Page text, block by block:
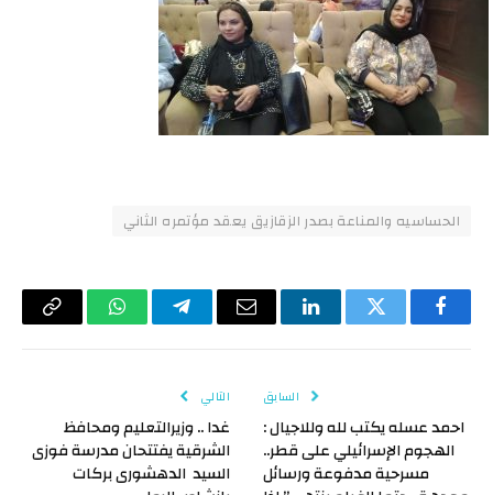
الحساسيه والمناعة بصدر الزقازيق يعقد مؤتمره الثاني
فيسبوكتويتر لينكدإن البريد
تيلقرام واتسابCopy
السابق
احمد عسله يكتب لله وللاجيال :
الهجوم الإسرائيلي على قطر..
مسرحية مدفوعة ورسائل
التالي
غدا .. وزيرالتعليم ومحافظ
الشرقية يفتتحان مدرسة فوزى
السيد الدهشورى بركات